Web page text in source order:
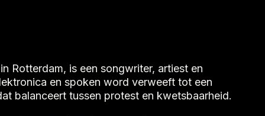
Rotterdam, is een songwriter, artiest en
en spoken word verweeft tot een
balanceert tussen protest en kwetsbaarheid.